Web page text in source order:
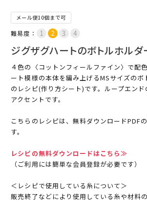
メール便10個まで可
難易度：
ジグザグハートのボトルホルダ
４色の〈コットンフィールファイン〉で配
ート模様の本体を編み上げるMSサイズのボ
のレシピ(作り方シート)です。ループエン
アクセントです。
こちらのレシピは、無料ダウンロードPDF
す。
レシピの無料ダウンロードはこちら≫
（ご利用には簡単な会員登録が必要です）
＜レシピで使用している糸について＞
販売終了などにより使用している糸や材料